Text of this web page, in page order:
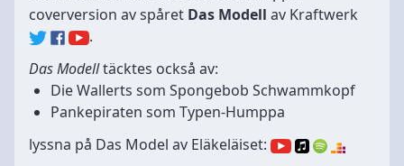
coverversion av spåret Das Modell av Kraftwerk
.
Das Modelltäcktes också av:
Die Wallerts som Spongebob Schwammkopf
Pankepiraten som Typen-Humppa
lyssna på Das Model av Eläkeläiset: